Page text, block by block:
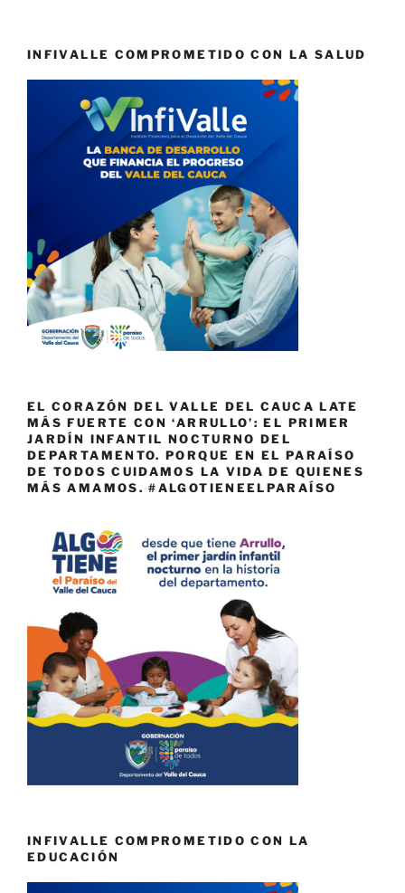
INFIVALLE COMPROMETIDO CON LA SALUD
EL CORAZÓN DEL VALLE DEL CAUCA LATE
MÁS FUERTE CON ‘ARRULLO’: EL PRIMER
JARDÍN INFANTIL NOCTURNO DEL
DEPARTAMENTO. PORQUE EN EL PARAÍSO
DE TODOS CUIDAMOS LA VIDA DE QUIENES
MÁS AMAMOS. #ALGOTIENEELPARAÍSO
INFIVALLE COMPROMETIDO CON LA
EDUCACIÓN